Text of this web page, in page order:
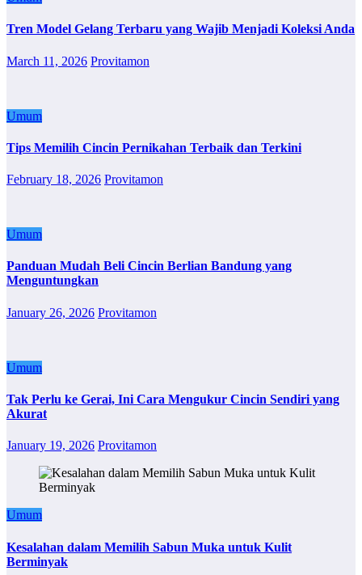
Tren Model Gelang Terbaru yang Wajib Menjadi Koleksi Anda
March 11, 2026 Provitamon
Umum
Tips Memilih Cincin Pernikahan Terbaik dan Terkini
February 18, 2026 Provitamon
Umum
Panduan Mudah Beli Cincin Berlian Bandung yang
Menguntungkan
January 26, 2026 Provitamon
Umum
Tak Perlu ke Gerai, Ini Cara Mengukur Cincin Sendiri yang
Akurat
January 19, 2026 Provitamon
Umum
Kesalahan dalam Memilih Sabun Muka untuk Kulit
Berminyak